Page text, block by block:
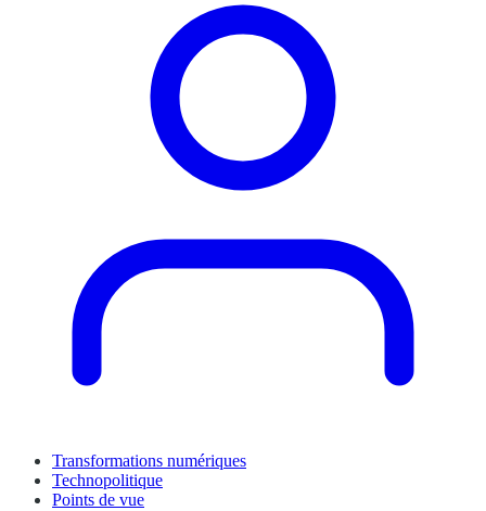
Transformations numériques
Technopolitique
Points de vue